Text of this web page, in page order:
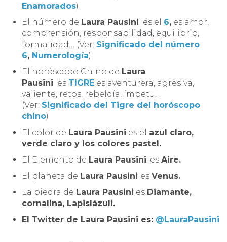
Enamorados)
El número de Laura Pausini es el 6, es amor,
comprensión, responsabilidad, equilibrio,
formalidad… (Ver: Significado del número
6, Numerología).
El horóscopo Chino de Laura
Pausini es TIGRE es aventurera, agresiva,
valiente, retos, rebeldía, ímpetu…
(Ver: Significado del Tigre del horóscopo
chino)
El color de Laura Pausini es el azul claro,
verde claro y los colores pastel.
El Elemento de Laura Pausini: esAire.
El planeta de Laura Pausini esVenus.
La piedra de Laura Pausini es Diamante,
cornalina, Lapislázuli.
El Twitter de Laura Pausini es: @LauraPausini